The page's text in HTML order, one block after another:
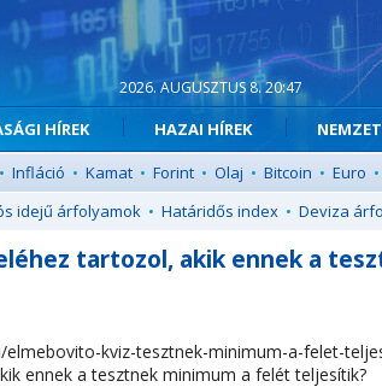
2026. AUGUSZTUS 8. 20:47
HÍREK HAZAI HÍREK
• Infláció • Kamat • Forint • Olaj • Bitcoin • Euro •
idejű árfolyamok • Határidős index • Deviza
tartozol, akik ennek a
kviz-tesztnek-minimum-a-felet-
ennek a tesztnek minimum a felét teljesítik?